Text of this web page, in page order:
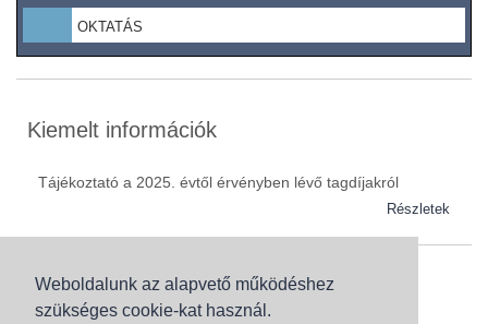
Weboldalunk az alapvető működéshez
szükséges cookie-kat használ.
OKTATÁS
Kiemelt információk
Tájékoztató a 2025. évtől érvényben lévő tagdíjakról
Részletek
Szaknévsor